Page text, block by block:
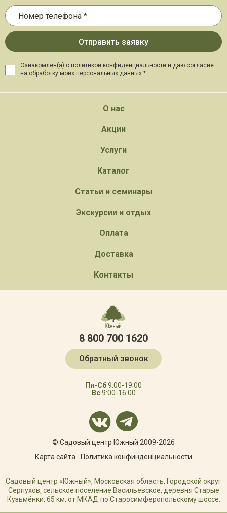
Ознакомлен(а) с политикой конфиденциальности и даю согласие
на обработку моих персональных данных *
О нас
Акции
Услуги
Каталог
Статьи и семинары
Экскурсии и отдых
Оплата
Доставка
Контакты
8 800 700 1620
Обратный звонок
Пн-Сб9:00-19:00
Вс9:00-16:00
© Садовый центр Южный 2009-2026
Карта сайта
Политика конфинденциальности
Садовый центр «Южный», Московская область, Городской округ
Серпухов, сельское поселение Васильевское, деревня Старые
Кузьмёнки, 65 км. от МКАД по Старосимферопольскому шоссе.